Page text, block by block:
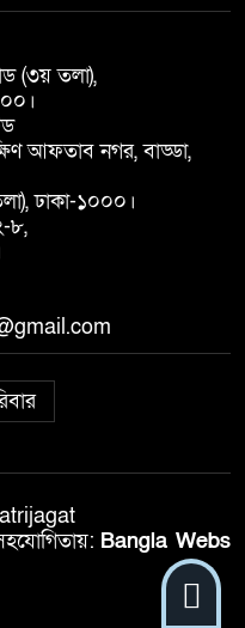
(৩য় তলা),
আফতাব নগর, বাড্ডা,
ঢাকা-১০০০।
৮,
Bangla Webs